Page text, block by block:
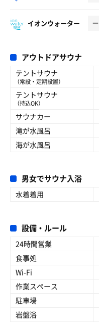
イオンウォーター
アウトドアサウナ
テントサウナ
（常設・定期設置）
テントサウナ
（持込OK）
サウナカー
滝が水風呂
海が水風呂
男女でサウナ入浴
水着着用
設備・ルール
24時間営業
食事処
Wi-Fi
作業スペース
駐車場
岩盤浴